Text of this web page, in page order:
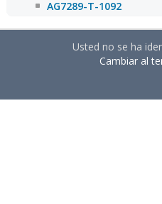
AG7289-T-1092
Usted no se ha
Cambiar al